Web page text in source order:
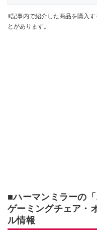
※記事内で紹介した商品を購入
とがあります。
■ハーマンミラーの
ゲーミングチェア・
ル情報